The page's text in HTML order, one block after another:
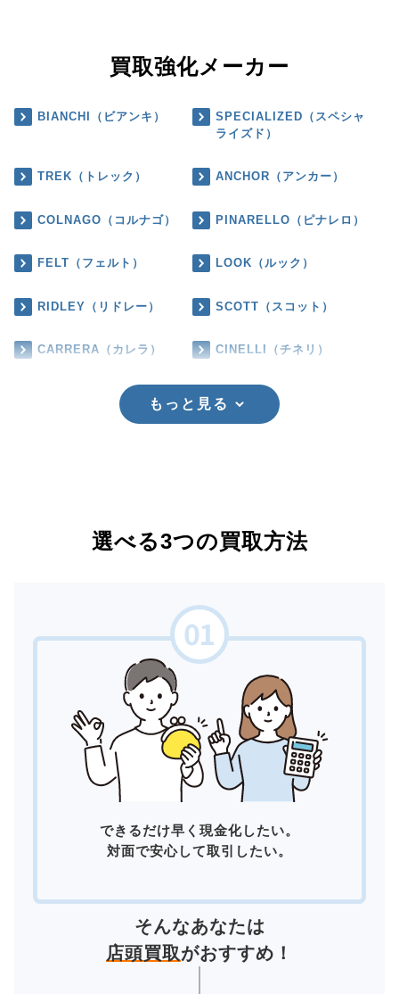
買取強化メーカー
BIANCHI（ビアンキ）
SPECIALIZED（スペシャ
ライズド）
TREK（トレック） ANCHOR（アンカー）
COLNAGO（コルナゴ） PINARELLO（ピナレロ）
FELT（フェルト） LOOK（ルック）
RIDLEY（リドレー） SCOTT（スコット）
CARRERA（カレラ） CINELLI（チネリ）
もっと見る
選べる3つの買取方法
できるだけ早く現金化したい。
対面で安心して取引したい。
そんなあなたは
店頭買取がおすすめ！